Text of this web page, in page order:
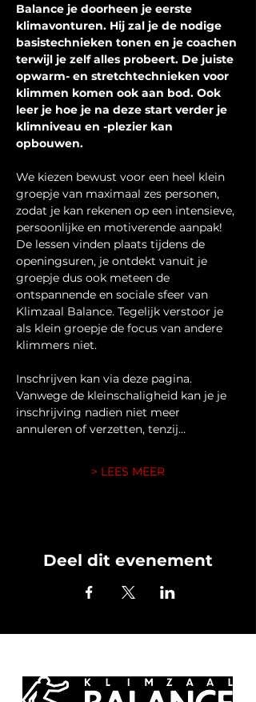
Balance je doorheen je eerste
klimavonturen. Hij zal je de nodige
basistechnieken tonen en je coachen
terwijl je zelf alles probeert. De juiste
opwarm- en stretchtechnieken voor
klimmen komen ook aan bod. Ook
leer je hoe je na deze start verder je
klimniveau en -plezier kan
opbouwen.
We kiezen bewust voor een heel klein
groepje van maximaal zes personen,
zodat je kan rekenen op een intensieve,
persoonlijke en motiverende aanpak!
De lessen vinden plaats tijdens de
openingsuren, je ontdekt vanuit je
groepje dus ook meteen de
ontspannende en sociale sfeer van
Klimzaal Balance. Tegelijk verstoor je
als klein groepje de focus van andere
klimmers niet.
Inschrijven kan via deze pagina.
Vanwege de kleinschaligheid kan je je
inschrijving nadien niet meer
annuleren of verzetten, tenzij…
> LEES MEER
Deel dit evenement